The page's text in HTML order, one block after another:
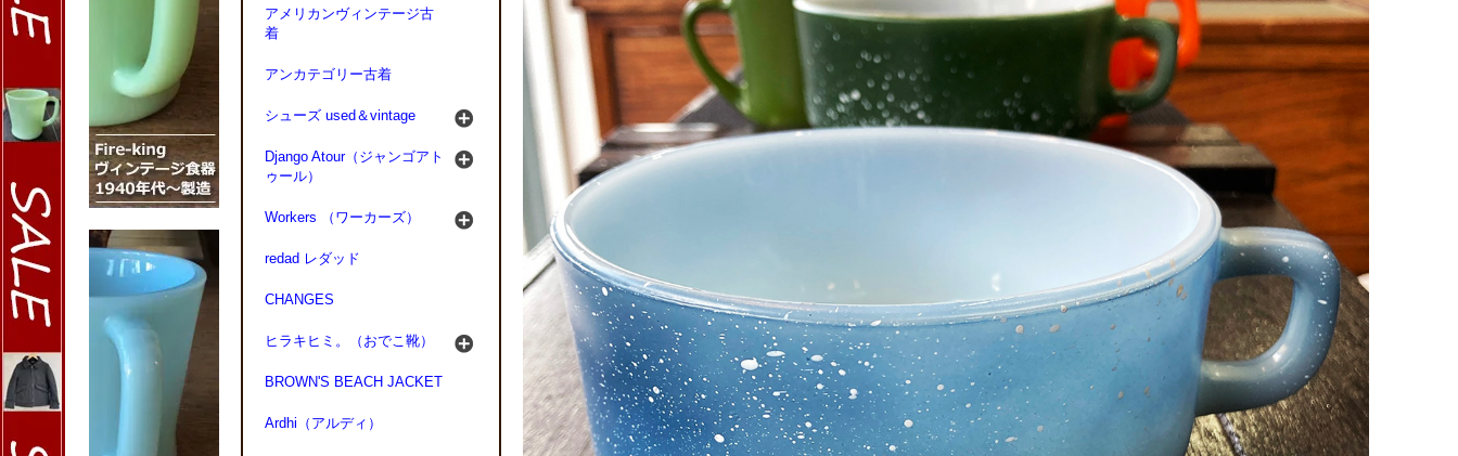
アメリカンヴィンテージ古
着
アンカテゴリー古着
シューズ used＆vintage
Django Atour（ジャンゴアト
ゥール）
Workers （ワーカーズ）
redad レダッド
CHANGES
ヒラキヒミ。（おでこ靴）
BROWN'S BEACH JACKET
Ardhi（アルディ）